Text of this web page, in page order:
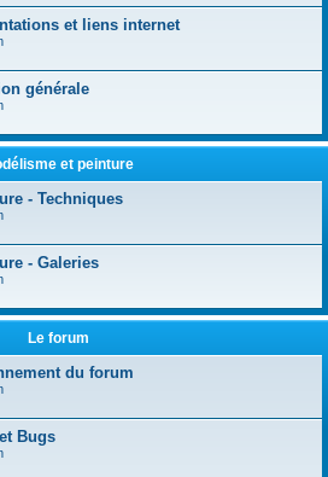
et liens internet
générale
et peinture
- Techniques
- Galeries
Le forum
du forum
Bugs